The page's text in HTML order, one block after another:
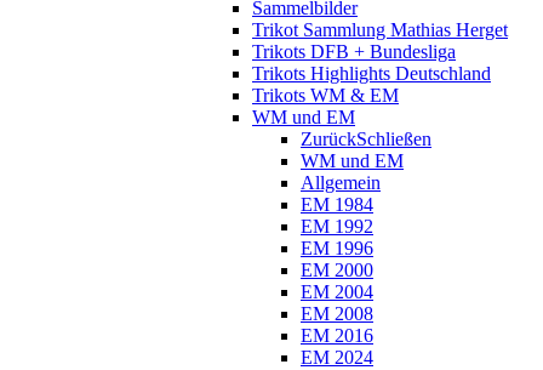
Sammelbilder
Trikot Sammlung Mathias Herget
Trikots DFB + Bundesliga
Trikots Highlights Deutschland
Trikots WM & EM
WM und EM
ZurückSchließen
WM und EM
Allgemein
EM 1984
EM 1992
EM 1996
EM 2000
EM 2004
EM 2008
EM 2016
EM 2024